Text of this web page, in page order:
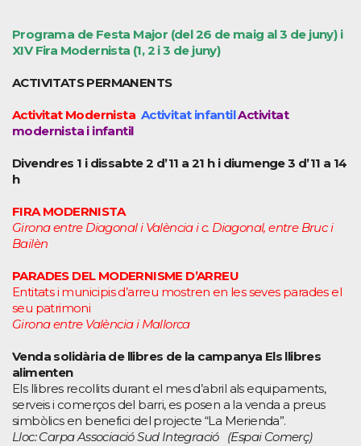
Programa de Festa Major (del 26 de maig al 3 de juny) i
XIV Fira Modernista (1, 2 i 3 de juny)
ACTIVITATS PERMANENTS
Activitat Modernista Activitat infantilActivitat
modernista i infantil
Divendres 1 i dissabte 2 d’11 a 21 h i diumenge 3 d’11 a 14
h
FIRA MODERNISTA
Girona entre Diagonal i València i c. Diagonal, entre Bruc i
Bailèn
PARADES DEL MODERNISME D’ARREU
Entitats i municipis d’arreu mostren en les seves parades el
seu patrimoni
Girona entre València i Mallorca
Venda solidària de llibres de la campanya Els llibres
alimenten
Els llibres recollits durant el mes d’abril als equipaments,
serveis i comerços del barri, es posen a la venda a preus
simbòlics en benefici del projecte “La Merienda”.
Lloc: Carpa Associació Sud Integració (Espai Comerç)